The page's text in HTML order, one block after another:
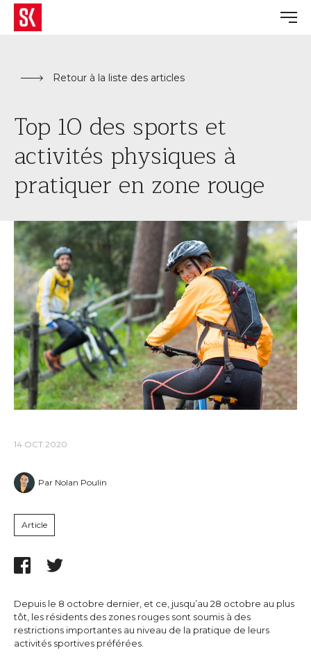
Retour à la liste des articles
Top 10 des sports et
activités physiques à
pratiquer en zone rouge
14 OCT 2020
Par Nolan Poulin
Article
Depuis le 8 octobre dernier, et ce, jusqu’au 28 octobre au plus
tôt, les résidents des zones rouges sont soumis à des
restrictions importantes au niveau de la pratique de leurs
activités sportives préférées.